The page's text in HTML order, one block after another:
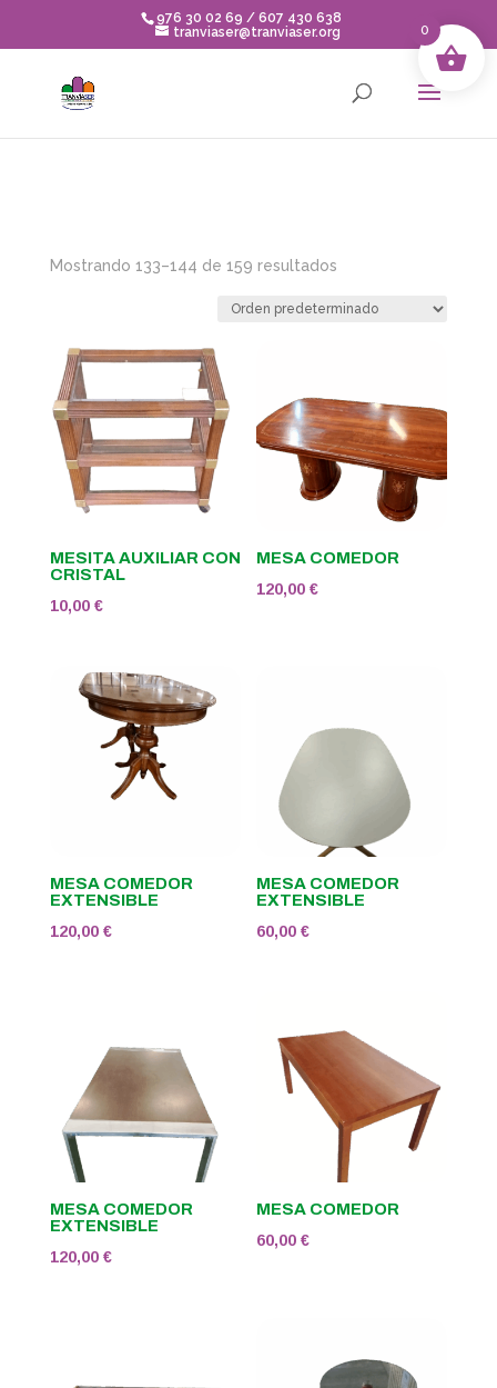
976 30 02 69 / 607 430 638
tranviaser@tranviaser.org
Mostrando 133–144 de 159 resultados
MESITA AUXILIAR CON
CRISTAL
10,00 €
MESA COMEDOR
120,00€
MESA COMEDOR
EXTENSIBLE
120,00 €
MESA COMEDOR
EXTENSIBLE
60,00€
MESA COMEDOR
EXTENSIBLE
120,00 €
MESA COMEDOR
60,00€
0